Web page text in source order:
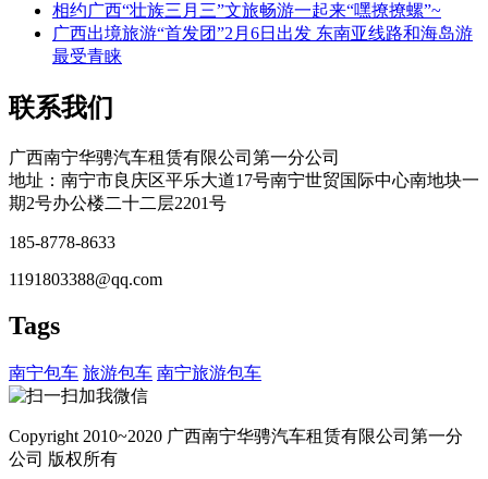
相约广西“壮族三月三”文旅畅游一起来“嘿撩撩螺”~
广西出境旅游“首发团”2月6日出发 东南亚线路和海岛游
最受青睐
联系我们
广西南宁华骋汽车租赁有限公司第一分公司
地址：南宁市良庆区平乐大道17号南宁世贸国际中心南地块一
期2号办公楼二十二层2201号
185-8778-8633
1191803388@qq.com
Tags
南宁包车 旅游包车 南宁旅游包车
Copyright 2010~2020 广西南宁华骋汽车租赁有限公司第一分
公司 版权所有